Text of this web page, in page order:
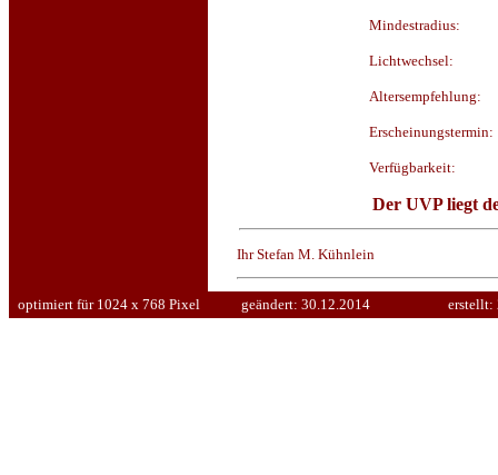
Mindestradius:
Lichtwechsel:
Altersempfehlung:
Erscheinungstermin:
Verfügbarkeit:
Der UVP liegt
Ihr Stefan M. Kühnlein
optimiert für 1024 x 768 Pixel geändert: 30.12.2014 erstellt: